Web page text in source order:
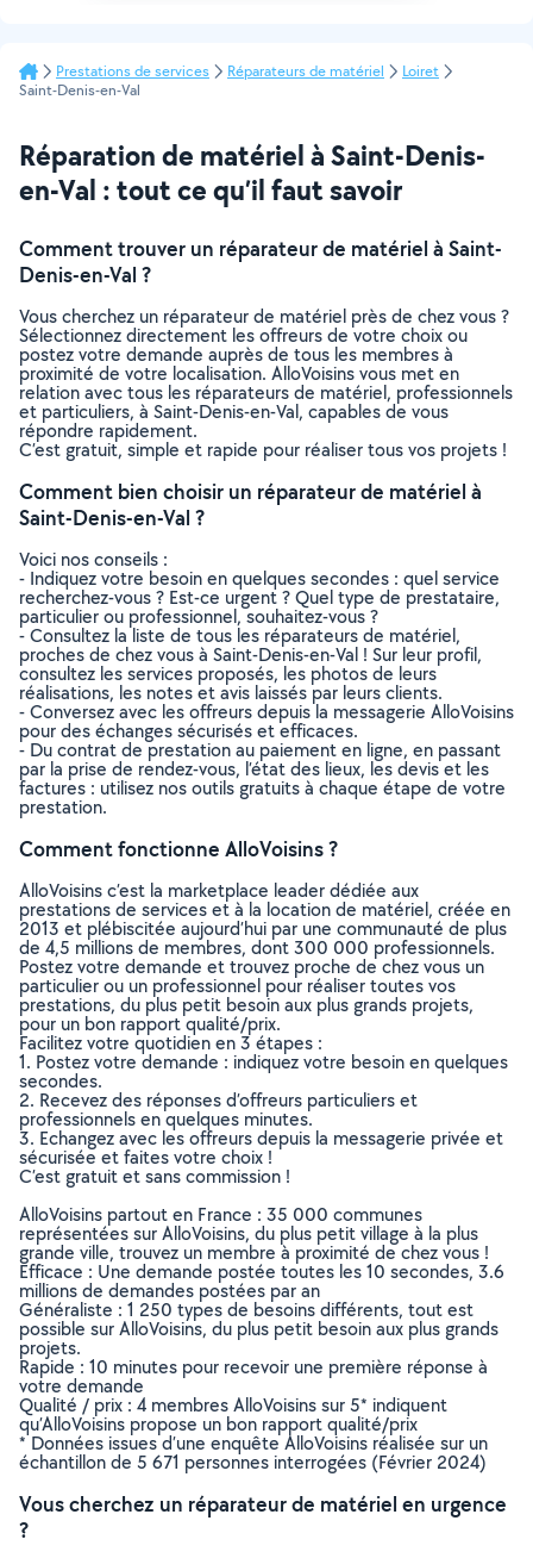
Prestations de services Réparateurs de matériel
Loiret
Saint-Denis-en-Val
Réparation de matériel à Saint-Denis-
en-Val : tout ce qu’il faut savoir
Comment trouver un réparateur de matériel à Saint-
Denis-en-Val ?
Vous cherchez un réparateur de matériel près de chez vous ?
Sélectionnez directement les offreurs de votre choix ou
postez votre demande auprès de tous les membres à
proximité de votre localisation. AlloVoisins vous met en
relation avec tous les réparateurs de matériel, professionnels
et particuliers, à Saint-Denis-en-Val, capables de vous
répondre rapidement.
C’est gratuit, simple et rapide pour réaliser tous vos projets !
Comment bien choisir un réparateur de matériel à
Saint-Denis-en-Val ?
Voici nos conseils :
- Indiquez votre besoin en quelques secondes : quel service
recherchez-vous ? Est-ce urgent ? Quel type de prestataire,
particulier ou professionnel, souhaitez-vous ?
- Consultez la liste de tous les réparateurs de matériel,
proches de chez vous à Saint-Denis-en-Val ! Sur leur profil,
consultez les services proposés, les photos de leurs
réalisations, les notes et avis laissés par leurs clients.
- Conversez avec les offreurs depuis la messagerie AlloVoisins
pour des échanges sécurisés et efficaces.
- Du contrat de prestation au paiement en ligne, en passant
par la prise de rendez-vous, l’état des lieux, les devis et les
factures : utilisez nos outils gratuits à chaque étape de votre
prestation.
Comment fonctionne AlloVoisins ?
AlloVoisins c’est la marketplace leader dédiée aux
prestations de services et à la location de matériel, créée en
2013 et plébiscitée aujourd’hui par une communauté de plus
de 4,5 millions de membres, dont 300 000 professionnels.
Postez votre demande et trouvez proche de chez vous un
particulier ou un professionnel pour réaliser toutes vos
prestations, du plus petit besoin aux plus grands projets,
pour un bon rapport qualité/prix.
Facilitez votre quotidien en 3 étapes :
1. Postez votre demande : indiquez votre besoin en quelques
secondes.
2. Recevez des réponses d’offreurs particuliers et
professionnels en quelques minutes.
3. Echangez avec les offreurs depuis la messagerie privée et
sécurisée et faites votre choix !
C’est gratuit et sans commission !
AlloVoisins partout en France : 35 000 communes
représentées sur AlloVoisins, du plus petit village à la plus
grande ville, trouvez un membre à proximité de chez vous !
Efficace : Une demande postée toutes les 10 secondes, 3.6
millions de demandes postées par an
Généraliste : 1 250 types de besoins différents, tout est
possible sur AlloVoisins, du plus petit besoin aux plus grands
projets.
Rapide : 10 minutes pour recevoir une première réponse à
votre demande
Qualité / prix : 4 membres AlloVoisins sur 5* indiquent
qu’AlloVoisins propose un bon rapport qualité/prix
* Données issues d’une enquête AlloVoisins réalisée sur un
échantillon de 5 671 personnes interrogées (Février 2024)
Vous cherchez un réparateur de matériel en urgence
?